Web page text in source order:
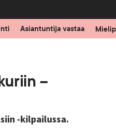
Asiantuntija vastaa
–
-kilpailussa.